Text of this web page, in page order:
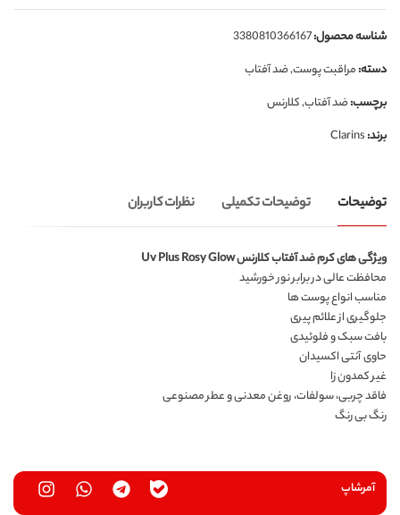
شناسه محصول:3380810366167
دسته:مراقبت پوست,ضد آفتاب
برچسب:ضد آفتاب,کلارنس
برند:Clarins
توضیحات توضیحات تکمیلی نظرات کاربران
ویژگی های کرم ضد آفتاب کلارنس Uv Plus Rosy Glow
محافظت عالی در برابر نور خورشید
مناسب انواع پوست ها
جلوگیری از علائم پیری
بافت سبک و فلوئیدی
حاوی آنتی اکسیدان
غیر کمدون زا
فاقد چربی، سولفات، روغن معدنی و عطر مصنوعی
رنگ بی رنگ
آمرشاپ